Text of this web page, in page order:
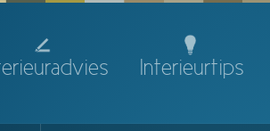
Interieurtips